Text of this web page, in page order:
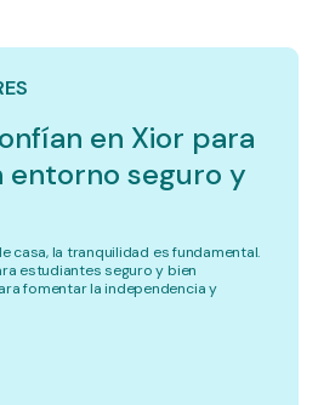
en Xior para
entorno seguro y
casa, la tranquilidad es fundamental.
estudiantes seguro y bien
fomentar la independencia y